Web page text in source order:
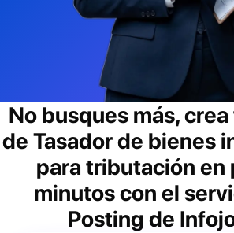
No busques más,
de Tasador de bienes
para tributación en
minutos con el
Posting de